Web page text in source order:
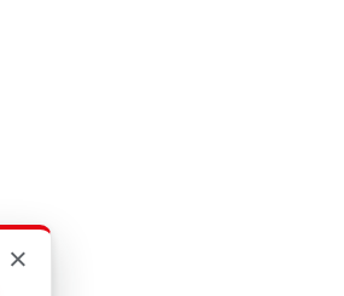
×